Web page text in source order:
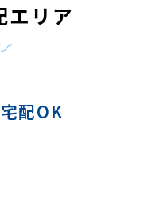
エリア
配OK